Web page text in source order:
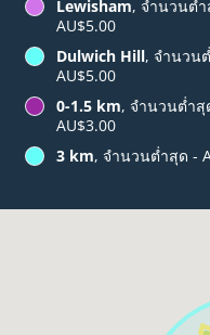
Lewisham, จำนวนต่ำ
AU$5.00
Dulwich Hill, จำนวน
AU$5.00
0-1.5 km, จำนวนต่ำสุ
AU$3.00
3 km, จำนวนต่ำสุด -